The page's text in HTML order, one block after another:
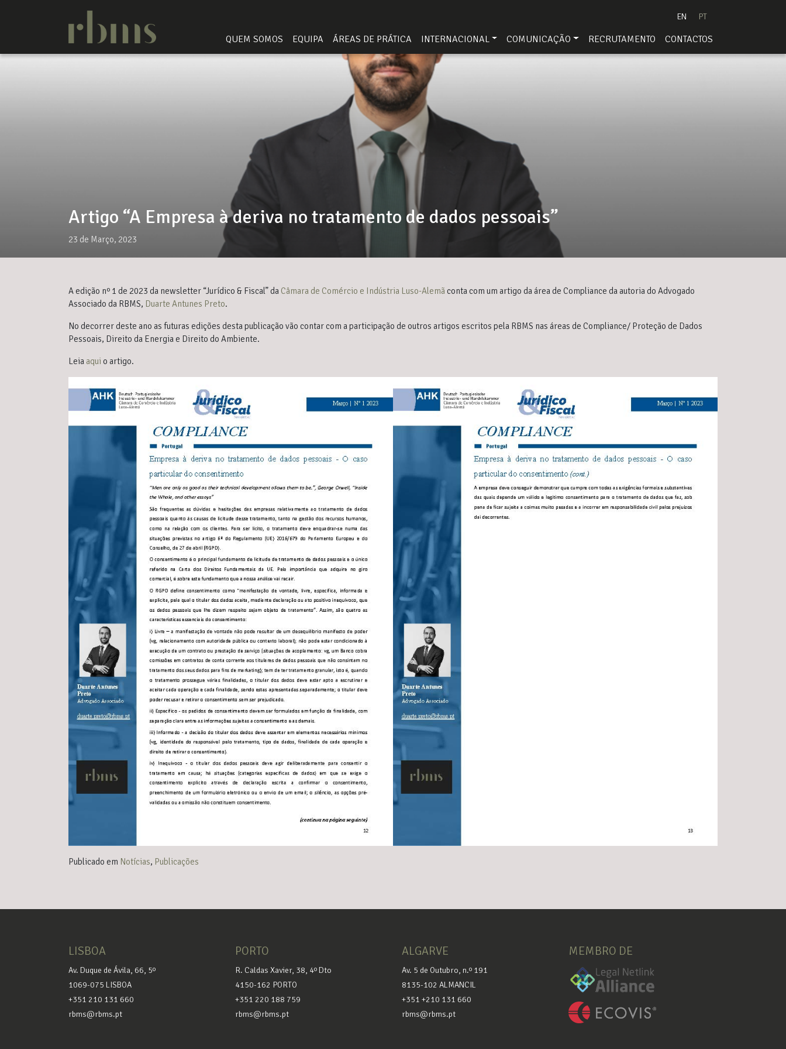
EN PT
QUEM SOMOS EQUIPA ÁREAS DE PRÁTICA INTERNACIONAL COMUNICAÇÃO RECRUTAMENTO CONTACTOS
Artigo “A Empresa à deriva no tratamento de dados pessoais”
23 de Março, 2023
A edição nº 1 de 2023 da newsletter “Jurídico & Fiscal” da Câmara de Comércio e Indústria Luso-Alemãconta com um artigo da área de Compliance da autoria do Advogado
Associado da RBMS, Duarte Antunes Preto.
No decorrer deste ano as futuras edições desta publicação vão contar com a participação de outros artigos escritos pela RBMS nas áreas de Compliance/ Proteção de Dados
Pessoais, Direito da Energia e Direito do Ambiente.
Leia aqui o artigo.
Publicado em Notícias, Publicações
LISBOA
Av. Duque de Ávila, 66, 5º
1069-075 LISBOA
+351 210 131 660
rbms@rbms.pt
PORTO
R. Caldas Xavier, 38, 4º Dto
4150-162 PORTO
+351 220 188 759
rbms@rbms.pt
ALGARVE
Av. 5 de Outubro, n.º 191
8135-102 ALMANCIL
+351 +210 131 660
rbms@rbms.pt
MEMBRO DE